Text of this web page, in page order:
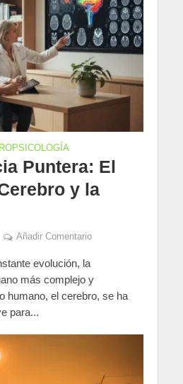
Puntera: El
y la
Añadir Comentario
evolución, la
más complejo y
humano, el cerebro, se ha
para...